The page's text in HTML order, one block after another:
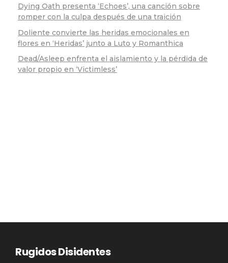
Dying Oath presenta ‘Echoes’, una canción sobre
romper con la culpa después de una traición
Doliente convierte las heridas emocionales en
flores en ‘Heridas’ junto a Luto y Romanthica
Dead/Asleep enfrenta el aislamiento y la pérdida de
valor propio en ‘Victimless’
Rugidos Disidentes